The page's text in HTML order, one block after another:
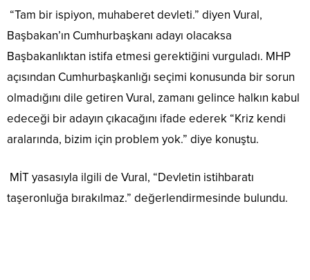
“Tam bir ispiyon, muhaberet devleti.” diyen Vural,
Başbakan’ın Cumhurbaşkanı adayı olacaksa
Başbakanlıktan istifa etmesi gerektiğini vurguladı. MHP
açısından Cumhurbaşkanlığı seçimi konusunda bir sorun
olmadığını dile getiren Vural, zamanı gelince halkın kabul
edeceği bir adayın çıkacağını ifade ederek “Kriz kendi
aralarında, bizim için problem yok.” diye konuştu.
MİT yasasıyla ilgili de Vural, “Devletin istihbaratı
taşeronluğa bırakılmaz.” değerlendirmesinde bulundu.